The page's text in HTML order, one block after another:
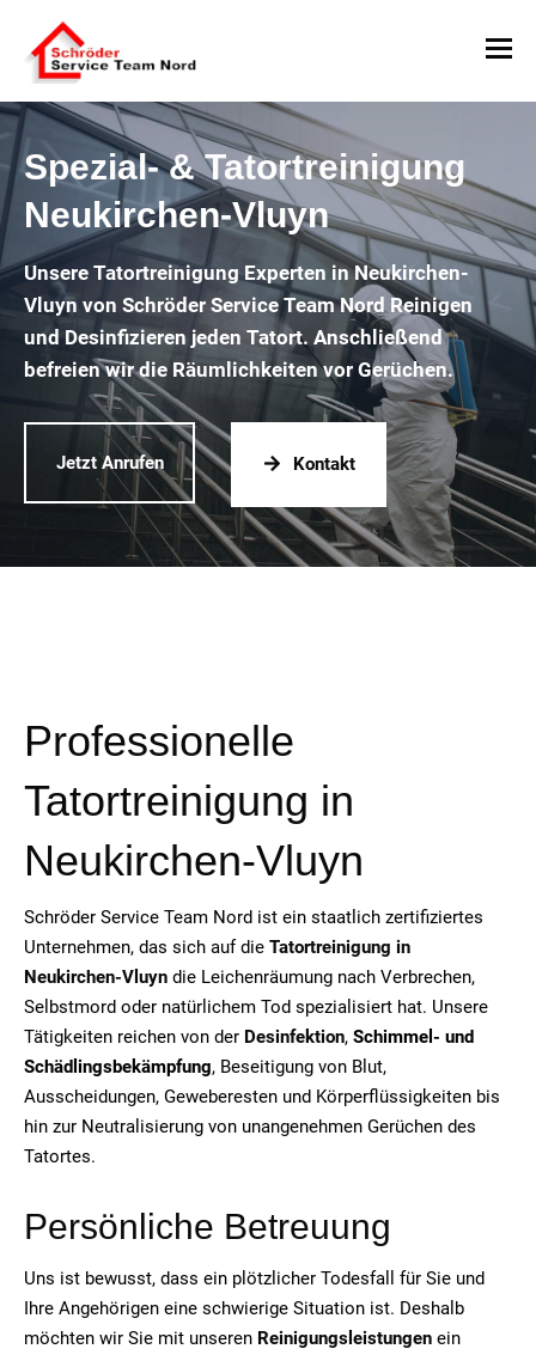
Spezial- & Tatortreinigung
Neukirchen-Vluyn
Unsere Tatortreinigung Experten in Neukirchen-
Vluyn von Schröder Service Team Nord Reinigen
und Desinfizieren jeden Tatort. Anschließend
befreien wir die Räumlichkeiten vor Gerüchen.
Jetzt Anrufen Kontakt
Professionelle
Tatortreinigung in
Neukirchen-Vluyn
Schröder Service Team Nord ist ein staatlich zertifiziertes
Unternehmen, das sich auf die Tatortreinigung in
Neukirchen-Vluyn die Leichenräumung nach Verbrechen,
Selbstmord oder natürlichem Tod spezialisiert hat. Unsere
Tätigkeiten reichen von der Desinfektion, Schimmel- und
Schädlingsbekämpfung, Beseitigung von Blut,
Ausscheidungen, Geweberesten und Körperflüssigkeiten bis
hin zur Neutralisierung von unangenehmen Gerüchen des
Tatortes.
Persönliche Betreuung
Uns ist bewusst, dass ein plötzlicher Todesfall für Sie und
Ihre Angehörigen eine schwierige Situation ist. Deshalb
möchten wir Sie mit unseren Reinigungsleistungen ein